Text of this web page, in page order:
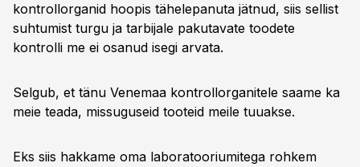
kontrollorganid hoopis tähelepanuta jätnud, siis sellist
suhtumist turgu ja tarbijale pakutavate toodete
kontrolli me ei osanud isegi arvata.
Selgub, et tänu Venemaa kontrollorganitele saame ka
meie teada, missuguseid tooteid meile tuuakse.
Eks siis hakkame oma laboratooriumitega rohkem